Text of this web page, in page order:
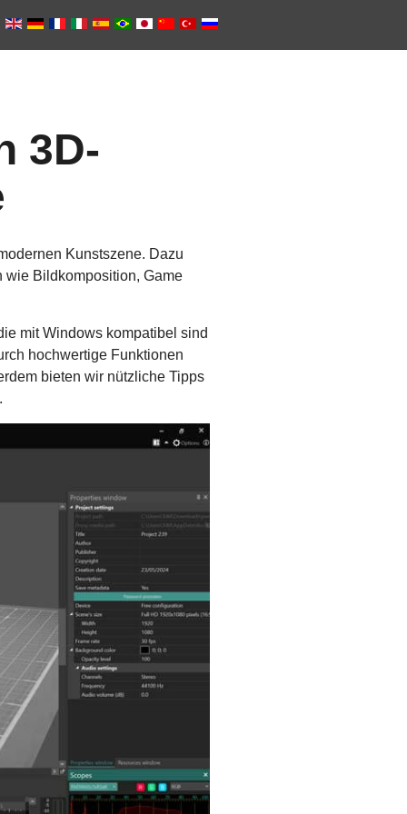
3D-
Kunstszene. Dazu
wie Bildkomposition, Game
mit Windows kompatibel sind
hochwertige Funktionen
bieten wir nützliche Tipps